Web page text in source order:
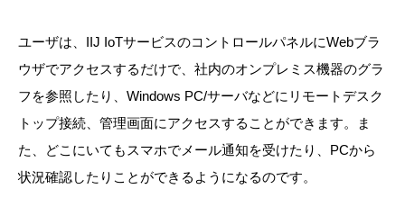
ユーザは、IIJ IoTサービスのコントロールパネルにWebブラ
ウザでアクセスするだけで、社内のオンプレミス機器のグラ
フを参照したり、Windows PC/サーバなどにリモートデスク
トップ接続、管理画面にアクセスすることができます。ま
た、どこにいてもスマホでメール通知を受けたり、PCから
状況確認したりことができるようになるのです。